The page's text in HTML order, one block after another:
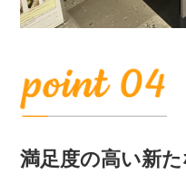
満足度の高い新